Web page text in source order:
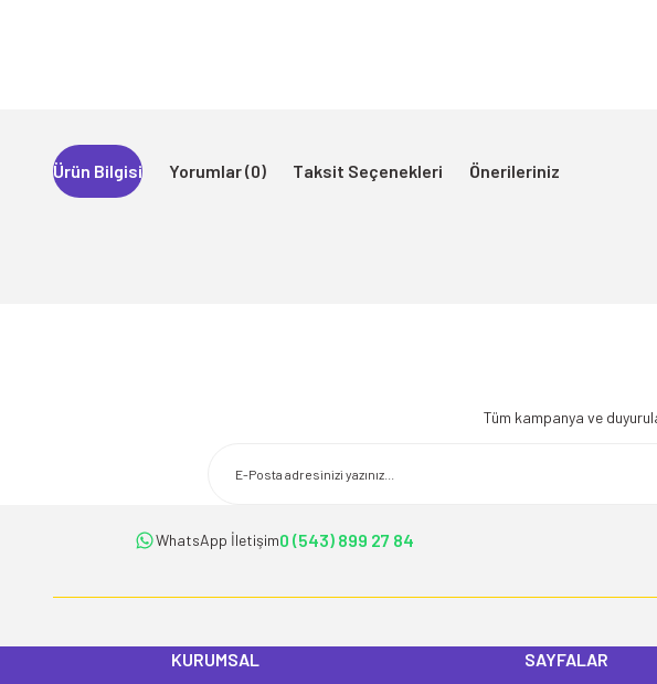
Ürün Bilgisi Yorumlar (0) Taksit Seçenekleri Önerileriniz
Ürün açıklamasında eksik bilgiler bulunuyor.
Ürün fiyatı diğer sitelerden daha pahalı.
Tüm kampanya ve
WhatsApp İletişim0 (543) 899 27 84
KURUMSAL SAYFALAR